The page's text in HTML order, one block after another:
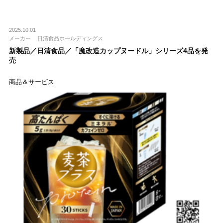
2025.10.01
メーカー
日清食品ホールディングス
新製品／日清食品／「魔改造カップヌードル」シリーズ4品を発
売
商品＆サービス